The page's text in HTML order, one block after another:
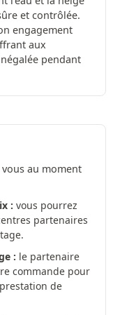
et contrôlée.
engagement
aux
pendant
au moment
: vous pourrez
partenaires
: le partenaire
commande pour
de